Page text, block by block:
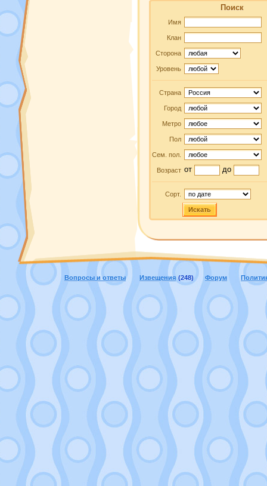
Поиск
Имя
Клан
Сторона
Уровень
Страна
Город
Метро
Пол
Сем. пол.
Возраст от до
Сорт.
Искать
Вопросы и ответы Извещения (248) Форум